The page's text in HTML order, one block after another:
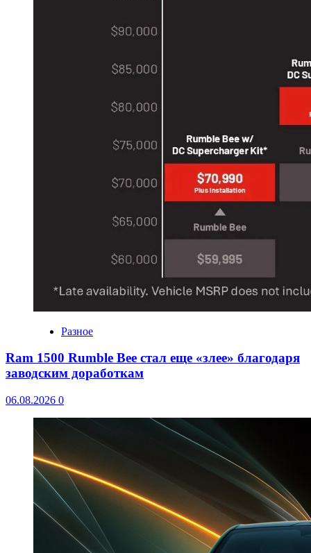
Разное
Ram 1500 Rumble Bee стал еще «злее» благодаря
заводским доработкам
06.08.2026 0